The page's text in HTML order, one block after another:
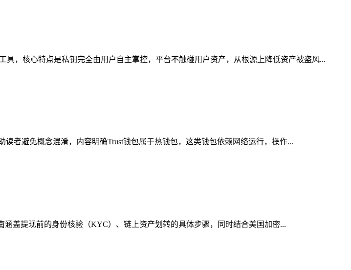
，核心特点是私钥完全由用户自主掌控，平台不触碰用户资产，从根源上降低资产被盗风...
者避免概念混淆，内容明确Trust钱包属于热钱包，这类钱包依赖网络运行，操作...
盖提现前的身份核验（KYC）、链上资产划转的具体步骤，同时结合美国加密...